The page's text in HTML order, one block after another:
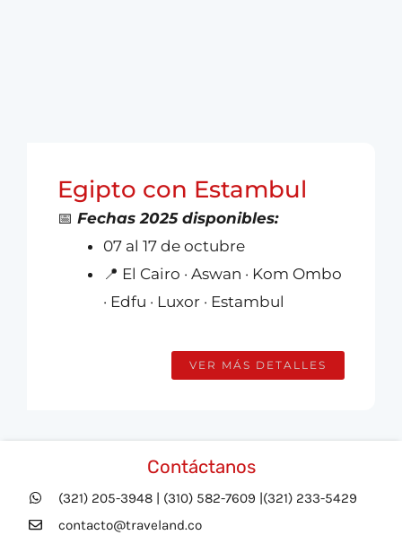
Egipto con Estambul
📅 Fechas 2025 disponibles:
07 al 17 de octubre
📍 El Cairo · Aswan · Kom Ombo
· Edfu · Luxor · Estambul
VER MÁS DETALLES
Contáctanos
(321) 205-3948 | (310) 582-7609 |(321) 233-5429
contacto@traveland.co